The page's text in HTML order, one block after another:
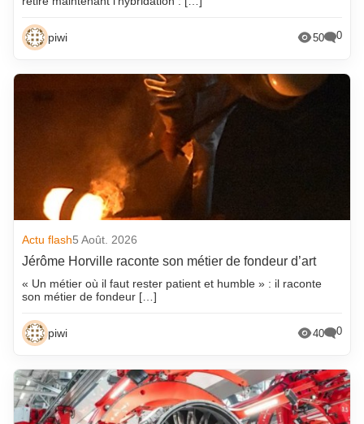
piwi 50 0
Actu flash5 Août. 2026
Jérôme Horville raconte son métier de fondeur d’art
« Un métier où il faut rester patient et humble » : il raconte
son métier de fondeur […]
piwi 40 0